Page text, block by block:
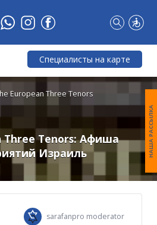
Специалисты на карте
European Three Tenors
Three Tenors: Афиша
Израиль
sarafanpro moderator
НАША РАССЫЛКА